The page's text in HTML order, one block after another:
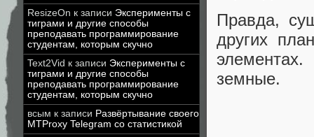
ResizeOn к записи Эксперименты с
тиграми и другие способы
преподавать программирование
студентам, которым скучно
Text2Vid к записи Эксперименты с
тиграми и другие способы
преподавать программирование
студентам, которым скучно
всым к записи Развёртывание своего
MTProxy Telegram со статистикой
Правда,
других
земные.